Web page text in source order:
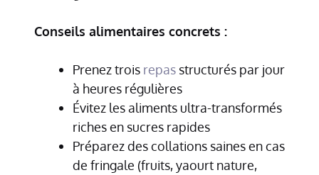
Conseils alimentaires concrets :
Prenez trois repas structurés par jour
à heures régulières
Évitez les aliments ultra-transformés
riches en sucres rapides
Préparez des collations saines en cas
de fringale (fruits, yaourt nature,